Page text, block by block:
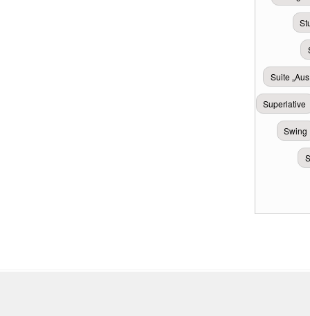
Suite
Superlative
Swing